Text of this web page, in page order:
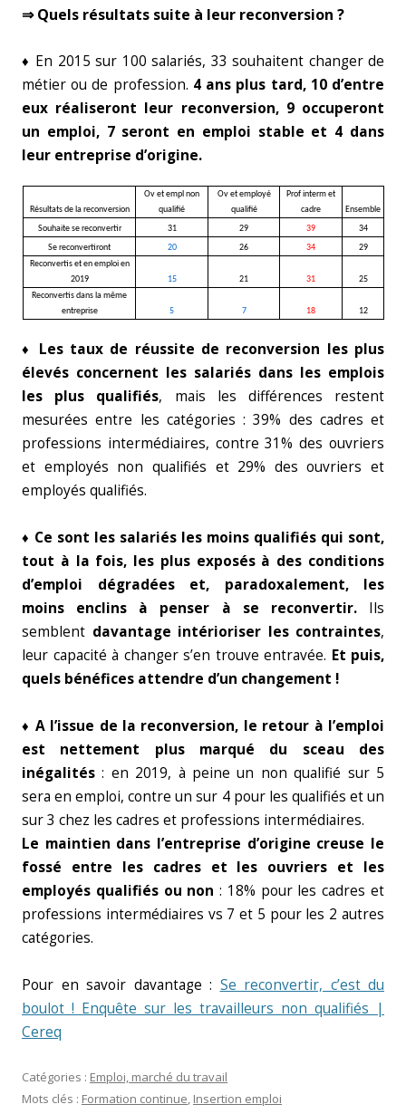
⇒ Quels résultats suite à leur reconversion ?
♦ En 2015 sur 100 salariés, 33 souhaitent changer de
métier ou de profession. 4 ans plus tard, 10 d’entre
eux réaliseront leur reconversion, 9 occuperont
un emploi, 7 seront en emploi stable et 4 dans
leur entreprise d’origine.
Résultats de la reconversion
Ov et empl non
qualifié
Ov et employé
qualifié
Prof interm et
cadre
Ensemble
Souhaite se reconvertir
31 29 39
34
Se reconvertiront
20 26 34
29
Reconvertis et en emploi en
2019
15 21 31
25
Reconvertis dans la même
entreprise
5 7 18 12
♦ Les taux de réussite de reconversion les plus
élevés concernent les salariés dans les emplois
les plus qualifiés, mais les différences restent
mesurées entre les catégories : 39% des cadres et
professions intermédiaires, contre 31% des ouvriers
et employés non qualifiés et 29% des ouvriers et
employés qualifiés.
♦ Ce sont les salariés les moins qualifiés qui sont,
tout à la fois, les plus exposés à des conditions
d’emploi dégradées et, paradoxalement, les
moins enclins à penser à se reconvertir.Ils
semblent davantage intérioriser les contraintes,
leur capacité à changer s’en trouve entravée. Et puis,
quels bénéfices attendre d’un changement !
♦ A l’issue de la reconversion, le retour à l’emploi
est nettement plus marqué du sceau des
inégalités : en 2019, à peine un non qualifié sur 5
sera en emploi, contre un sur 4 pour les qualifiés et un
sur 3 chez les cadres et professions intermédiaires.
Le maintien dans l’entreprise d’origine creuse le
fossé entre les cadres et les ouvriers et les
employés qualifiés ou non : 18% pour les cadres et
professions intermédiaires vs 7 et 5 pour les 2 autres
catégories.
Pour en savoir davantage : Se reconvertir, c’est du
boulot ! Enquête sur les travailleurs non qualifiés |
Cereq
Catégories : Emploi, marché du travail
Mots clés : Formation continue, Insertion emploi